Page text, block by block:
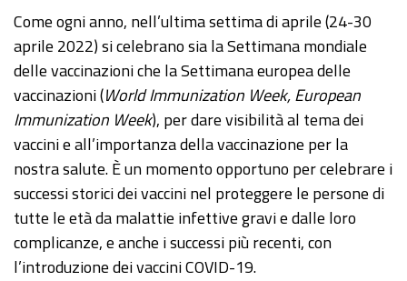
Come ogni anno, nell’ultima settima di aprile (24-30
aprile 2022) si celebrano sia la Settimana mondiale
delle vaccinazioni che la Settimana europea delle
vaccinazioni (World Immunization Week, European
Immunization Week), per dare visibilità al tema dei
vaccini e all’importanza della vaccinazione per la
nostra salute. È un momento opportuno per celebrare i
successi storici dei vaccini nel proteggere le persone di
tutte le età da malattie infettive gravi e dalle loro
complicanze, e anche i successi più recenti, con
l’introduzione dei vaccini COVID-19.